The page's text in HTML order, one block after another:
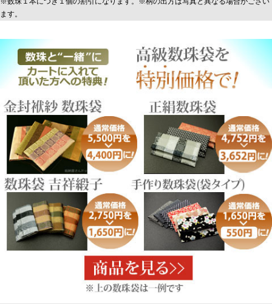
ます。